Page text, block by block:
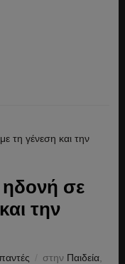
ηδονή σε
την
στην Παιδεία,